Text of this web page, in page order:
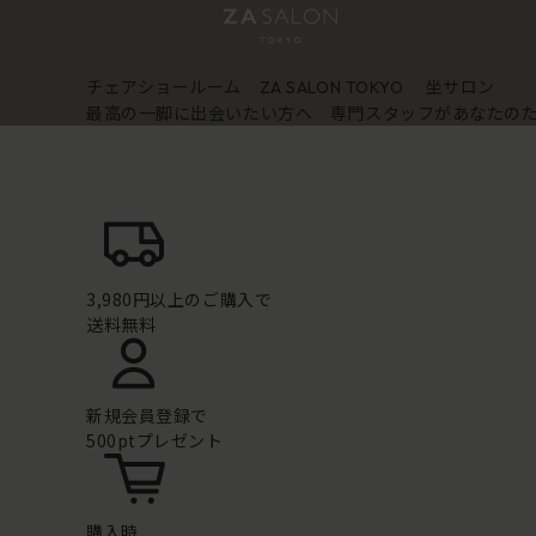
チェアショールーム ZA SALON TOKYO
坐サロン
最高の一脚に出会いたい方へ 専門スタッフがあなたの
3,980円以上のご購入で
送料無料
新規会員登録で
500ptプレゼント